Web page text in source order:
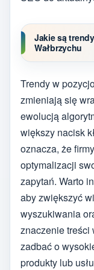
Jakie są
Wałbrzychu
Trendy w
zmieniają się
ewolucją
większy nacisk
oznacza, że
optymalizacji
zapytań. Warto
aby zwiększyć
wyszukiwania
znaczenie treści
zadbać o
produkty lub